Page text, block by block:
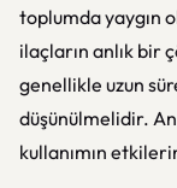
toplumda yaygın
ilaçların anlık bir
genellikle uzun
düşünülmelidir.
kullanımın